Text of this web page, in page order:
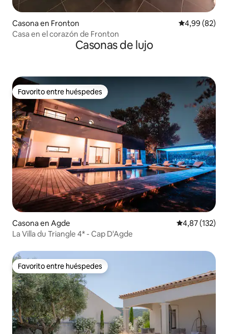
Casona en Fronton Calificación
4,99 (82)
Casa en el corazón de Fronton
Casonas de lujo
Favorito entre huéspedes
Favorito entre huéspedes
Casona en Agde Calificación
4,87 (132)
La Villa du Triangle 4* - Cap D'Agde
Favorito entre huéspedes
Favorito entre huéspedes